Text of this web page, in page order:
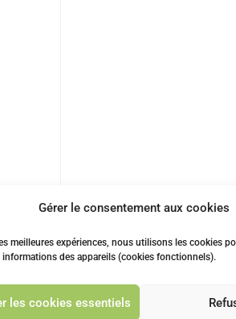
Gérer le consentement aux cookies
meilleures expériences, nous utilisons les cookies
informations des appareils (cookies fonctionnels).
les cookies essentiels